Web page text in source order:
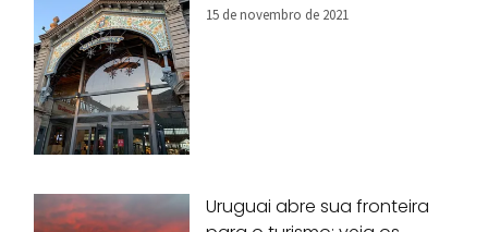
15 de novembro de 2021
Uruguai abre sua fronteira